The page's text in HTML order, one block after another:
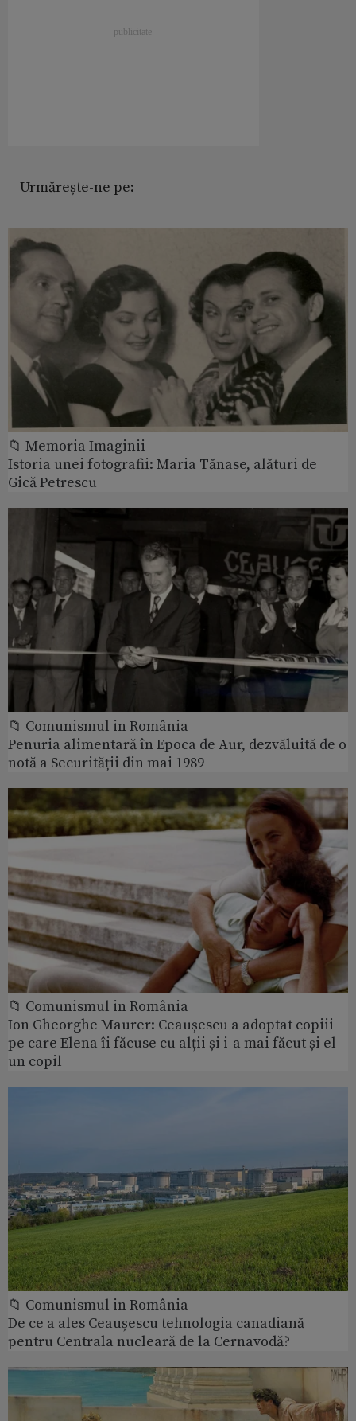
Urmărește-ne pe:
📁 Memoria Imaginii
Istoria unei fotografii: Maria Tănase, alături de
Gică Petrescu
📁 Comunismul in România
Penuria alimentară în Epoca de Aur, dezvăluită de o
notă a Securității din mai 1989
📁 Comunismul in România
Ion Gheorghe Maurer: Ceaușescu a adoptat copiii
pe care Elena îi făcuse cu alții și i-a mai făcut și el
un copil
📁 Comunismul in România
De ce a ales Ceaușescu tehnologia canadiană
pentru Centrala nucleară de la Cernavodă?